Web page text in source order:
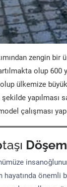
zengin bir
olup
ülkemize
yapılması
çalışması
taşı
hayatında